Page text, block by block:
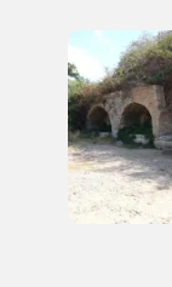
Accedi alle
a quelle